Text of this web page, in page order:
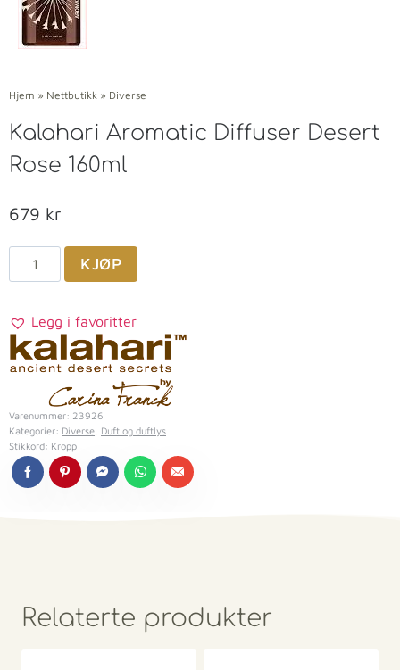
Hjem » Nettbutikk » Diverse
Kalahari Aromatic Diffuser Desert
Rose 160ml
679 kr
KJØP
Legg i favoritter
Varenummer: 23926
Kategorier: Diverse
Duft og duftlys
Stikkord: Kropp
Relaterte produkter